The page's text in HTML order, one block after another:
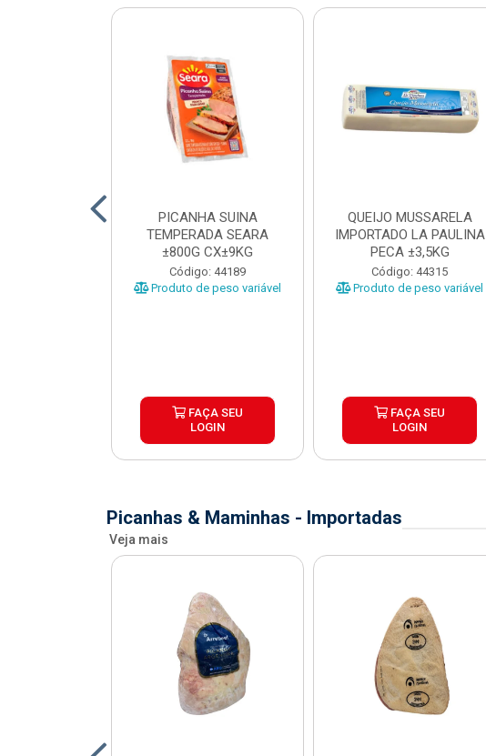
PICANHA SUINA
TEMPERADA SEARA
±800G CX±9KG
Código: 44189
Produto de peso variável
FAÇA SEU
LOGIN
QUEIJO MUSSARELA
IMPORTADO LA PAULINA
PECA ±3,5KG
Código: 44315
Produto de peso variável
FAÇA SEU
LOGIN
Picanhas & Maminhas - Importadas
Veja mais